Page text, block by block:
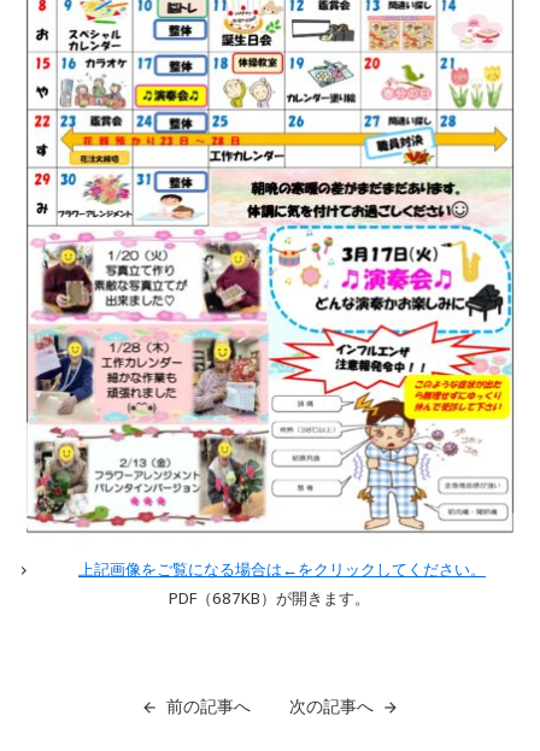
上記画像をご覧になる場合は←をクリックしてください。
PDF（687KB）が開きます。
前の記事へ 次の記事へ